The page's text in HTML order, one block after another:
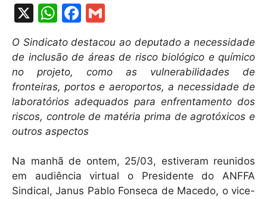
X
W
at
s
A
p
p
F
c
e
b
o
o
ai
l
O Sindicato destacou ao deputado a necessidade
de inclusão de áreas de risco biológico e químico
no projeto, como as vulnerabilidades de
fronteiras, portos e aeroportos, a necessidade de
laboratórios adequados para enfrentamento dos
riscos, controle de matéria prima de agrotóxicos e
outros aspectos
Na manhã de ontem, 25/03, estiveram reunidos
em audiência virtual o Presidente do ANFFA
Sindical, Janus Pablo Fonseca de Macedo, o vice-